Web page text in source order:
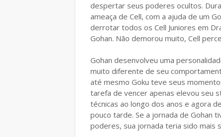
despertar seus poderes ocultos.
ameaça de Cell, com a ajuda de um
derrotar todos os Cell Juniores em
Gohan. Não demorou muito, Cell
Gohan desenvolveu uma
muito diferente de seu
até mesmo Goku teve seus
tarefa de vencer apenas elevou seu
técnicas ao longo dos anos e agora
pouco tarde. Se a jornada de Gohan
poderes, sua jornada teria sido mais